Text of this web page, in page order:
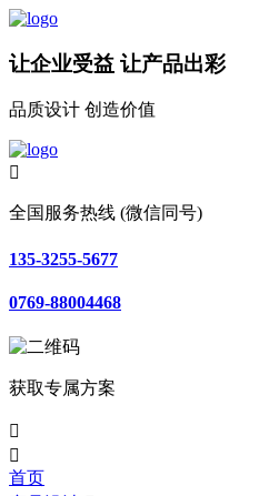
让企业受益 让产品出彩
品质设计 创造价值

全国服务热线 (微信同号)
135-3255-5677
0769-88004468
获取专属方案


首页